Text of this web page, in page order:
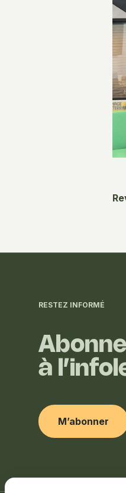
RESTEZ INFORMÉ
à
M’abonner